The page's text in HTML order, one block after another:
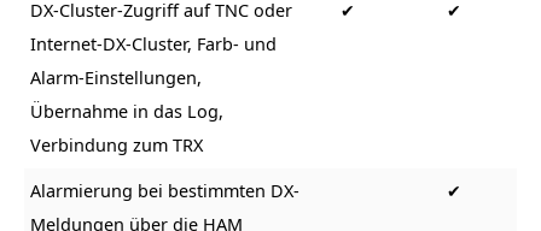
DX-Cluster-Zugriff auf TNC oder
Internet-DX-Cluster, Farb- und
Alarm-Einstellungen,
Übernahme in das Log,
Verbindung zum TRX
✔ ✔
Alarmierung bei bestimmten DX-
Meldungen über die HAM
✔